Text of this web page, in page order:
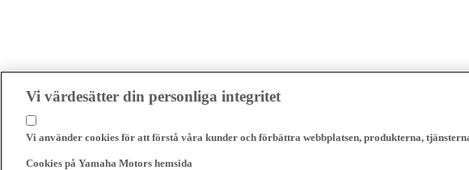
Vi värdesätter din personliga integritet
Vi använder cookies för att förstå våra kunder och förbättra webbplatsen, produkterna,
Cookies på Yamaha Motors hemsida